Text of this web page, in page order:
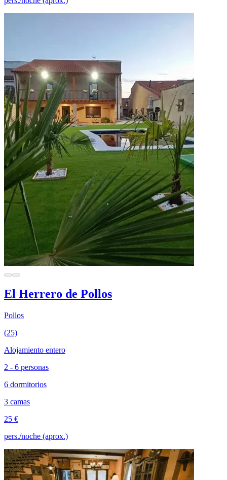
El Herrero de Pollos
Pollos
(25)
Alojamiento entero
2 - 6 personas
6 dormitorios
3 camas
25 €
pers./noche (aprox.)